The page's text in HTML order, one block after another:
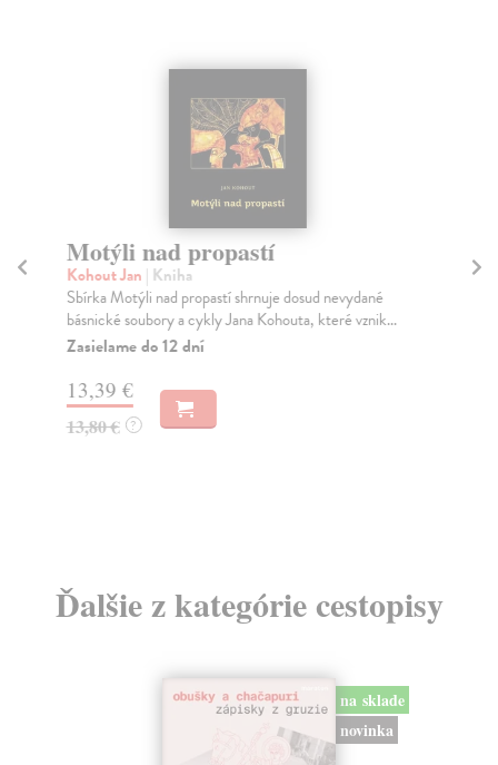
Motýli nad propastí
Kohout Jan | Kniha
Sbírka Motýli nad propastí shrnuje dosud nevydané
básnické soubory a cykly Jana Kohouta, které vznik...
Zasielame do 12 dní
13,39 €
13,80 € ?
Ďalšie z kategórie cestopisy
na sklade
novinka